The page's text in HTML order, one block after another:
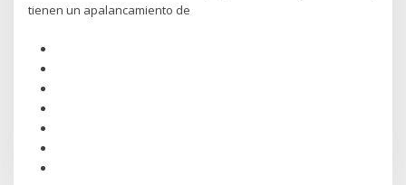
tienen un apalancamiento de